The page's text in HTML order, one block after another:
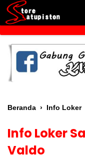
Beranda › Info Loker
Info Loker
Valdo